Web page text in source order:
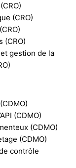
(CRO)
(CRO)
gestion de la
(CDMO)
(CDMO)
(CDMO)
contrôle